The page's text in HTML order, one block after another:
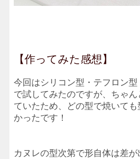
【作ってみた感想】
今回はシリコン型・テフロン
で試してみたのですが、ちゃ
ていたため、どの型で焼いて
かったです！
カヌレの型次第で形自体は差が